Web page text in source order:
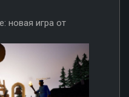
новая игра от